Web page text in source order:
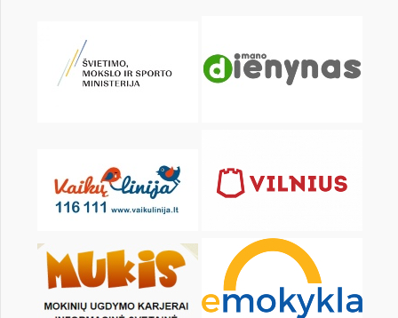
1
2 3
6 7 8 9 10